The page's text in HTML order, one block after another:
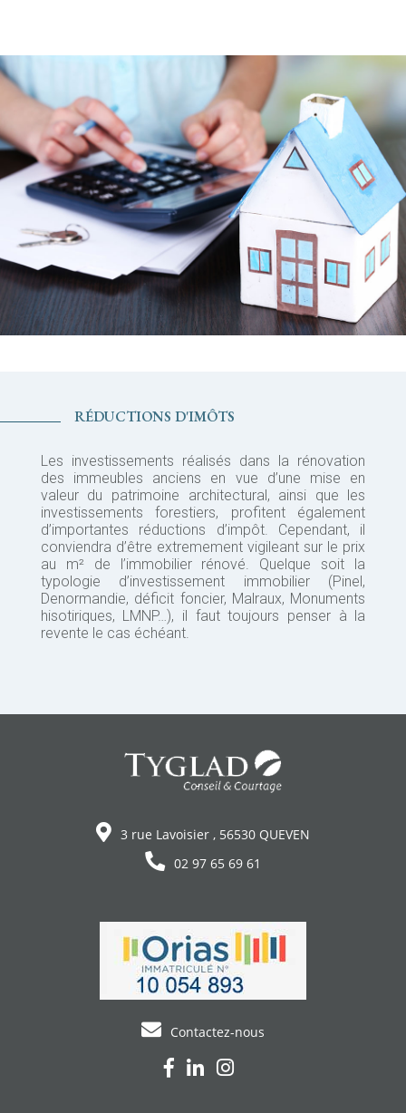
RÉDUCTIONS D'IMÔTS
Les investissements réalisés dans la rénovation
des immeubles anciens en vue d’une mise en
valeur du patrimoine architectural, ainsi que les
investissements forestiers, profitent également
d’importantes réductions d’impôt. Cependant, il
conviendra d’être extremement vigileant sur le prix
au m² de l’immobilier rénové. Quelque soit la
typologie d’investissement immobilier (Pinel,
Denormandie, déficit foncier, Malraux, Monuments
hisotiriques, LMNP…), il faut toujours penser à la
revente le cas échéant.
3 rue Lavoisier , 56530 QUEVEN
02 97 65 69 61
Contactez-nous